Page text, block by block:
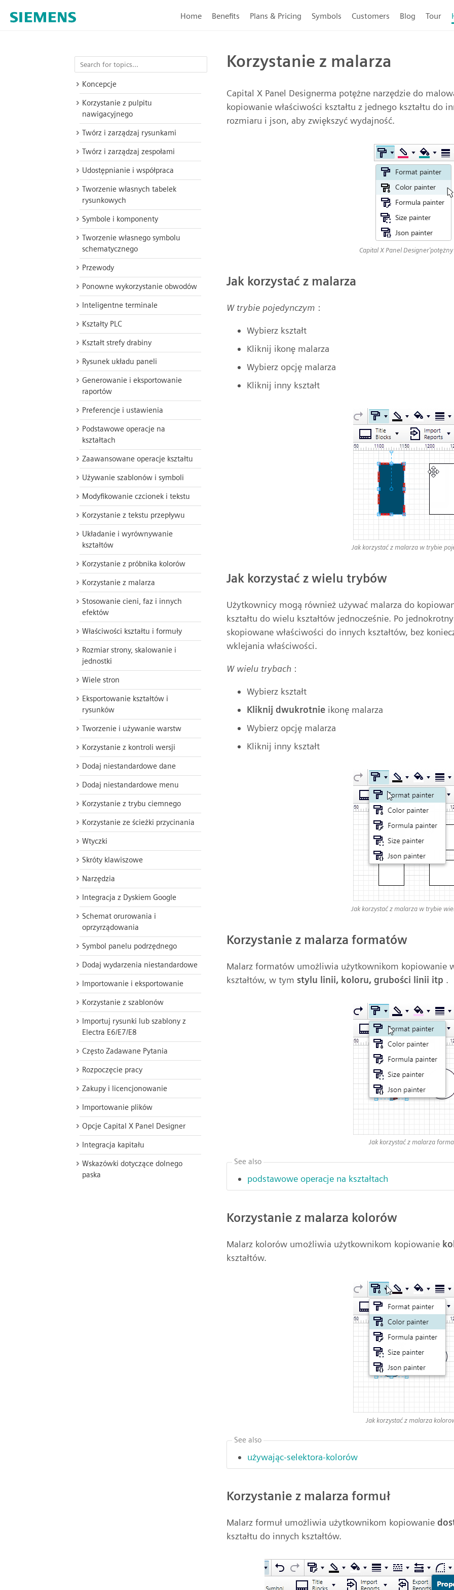
Home Benefits Plans & Pricing Symbols Customers Blog Tour
Koncepcje
Korzystanie z pulpitu
nawigacyjnego
Twórz i zarządzaj rysunkami
Twórz i zarządzaj zespołami
Udostępnianie i współpraca
Tworzenie własnych tabelek
rysunkowych
Symbole i komponenty
Tworzenie własnego symbolu
schematycznego
Przewody
Ponowne wykorzystanie obwodów
Inteligentne terminale
Kształty PLC
Kształt strefy drabiny
Rysunek układu paneli
Generowanie i eksportowanie
raportów
Preferencje i ustawienia
Podstawowe operacje na
kształtach
Zaawansowane operacje kształtu
Używanie szablonów i symboli
Modyfikowanie czcionek i tekstu
Korzystanie z tekstu przepływu
Układanie i wyrównywanie
kształtów
Korzystanie z próbnika kolorów
Korzystanie z malarza
Stosowanie cieni, faz i innych
efektów
Właściwości kształtu i formuły
Rozmiar strony, skalowanie i
jednostki
Wiele stron
Eksportowanie kształtów i
rysunków
Tworzenie i używanie warstw
Korzystanie z kontroli wersji
Dodaj niestandardowe dane
Dodaj niestandardowe menu
Korzystanie z trybu ciemnego
Korzystanie ze ścieżki przycinania
Wtyczki
Skróty klawiszowe
Narzędzia
Integracja z Dyskiem Google
Schemat orurowania i
oprzyrządowania
Symbol panelu podrzędnego
Dodaj wydarzenia niestandardowe
Importowanie i eksportowanie
Korzystanie z szablonów
Importuj rysunki lub szablony z
Electra E6/E7/E8
Często Zadawane Pytania
Rozpoczęcie pracy
Zakupy i licencjonowanie
Importowanie plików
Opcje Capital X Panel Designer
Integracja kapitału
Wskazówki dotyczące dolnego
paska
Korzystanie z malarza
Capital X Panel Designerma potężne narzędzie do
kopiowanie właściwości kształtu z jednego kształtu do
rozmiaru i json, aby zwiększyć wydajność.
Capital X Panel
Jak korzystać z malarza
W trybie pojedynczym :
Wybierz kształt
Kliknij ikonę malarza
Wybierz opcję malarza
Kliknij inny kształt
Jak korzystać z malarza w trybie
Jak korzystać z wielu trybów
Użytkownicy mogą również używać malarza do
kształtu do wielu kształtów jednocześnie. Po
skopiowane właściwości do innych kształtów, bez
wklejania właściwości.
W wielu trybach :
Wybierz kształt
Kliknij dwukrotnie ikonę malarza
Wybierz opcję malarza
Kliknij inny kształt
Jak korzystać z malarza w trybie
Korzystanie z malarza formatów
Malarz formatów umożliwia użytkownikom kopiowanie
kształtów, w tym stylu linii, koloru, grubości linii itp .
Jak korzystać z malarza
podstawowe operacje na kształtach
See also
Korzystanie z malarza kolorów
Malarz kolorów umożliwia użytkownikom kopiowanie
kształtów.
Jak korzystać z malarza
używając-selektora-kolorów
See also
Korzystanie z malarza formuł
Malarz formuł umożliwia użytkownikom kopiowanie
kształtu do innych kształtów.